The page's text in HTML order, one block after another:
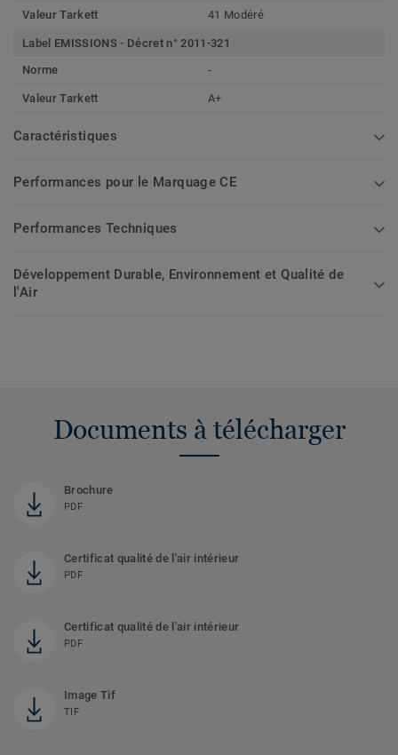
Valeur Tarkett 41 Modéré
Label EMISSIONS - Décret n° 2011-321
Norme
-
Valeur Tarkett A+
Caractéristiques
Performances pour le Marquage CE
Performances Techniques
Développement Durable, Environnement et Qualité de
l'Air
Documents à télécharger
Brochure
PDF
Certificat qualité de l'air intérieur
PDF
Certificat qualité de l'air intérieur
PDF
Image Tif
TIF